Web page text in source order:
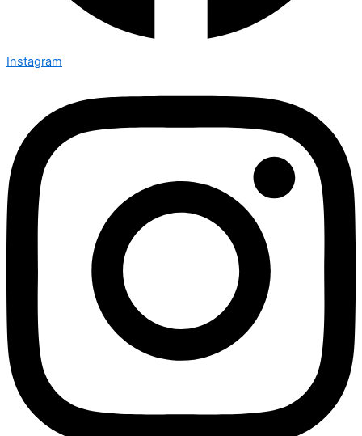
Instagram